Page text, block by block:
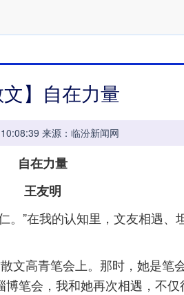
文】自在力量
10:08:39 来源：临汾新闻网
自在力量
王友明
”在我的认知里，文友相遇、
高青笔会上。那时，她是笔
笔会，我和她再次相遇，不仅